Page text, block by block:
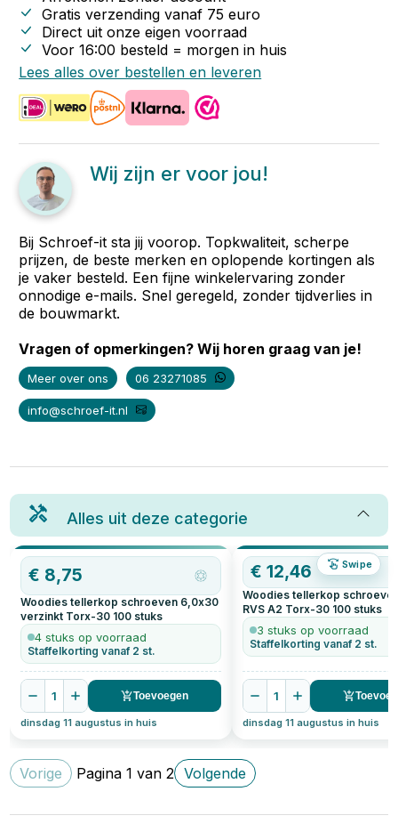
Gratis verzending vanaf 75 euro
Direct uit onze eigen voorraad
Voor 16:00 besteld = morgen in huis
Lees alles over bestellen en leveren
Wij zijn er voor jou!
Bij Schroef-it sta jij voorop. Topkwaliteit, scherpe
prijzen, de beste merken en oplopende kortingen als
je vaker besteld. Een fijne winkelervaring zonder
onnodige e-mails. Snel geregeld, zonder tijdverlies in
de bouwmarkt.
Vragen of opmerkingen? Wij horen graag van je!
Meer over ons 06 23271085
info@schroef-it.nl
Alles uit deze categorie
Swipe
€ 8,75
Woodies tellerkop schroeven 6,0x30
verzinkt Torx-30 100 stuks
4 stuks op voorraad
Staffelkorting vanaf 2 st.
1 Toevoegen
dinsdag 11 augustus in huis
€12,46
Woodies tellerkop
RVS A2 Torx-30 100 stuks
3 stuks op voorraad
Staffelkorting vanaf 2 st.
1
dinsdag 11 augustus in huis
Vorige Pagina1 van2 Volgende